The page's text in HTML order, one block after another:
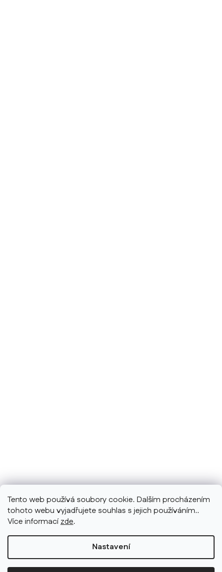
Tento web používá soubory cookie. Dalším procházením
tohoto webu vyjadřujete souhlas s jejich používáním..
Více informacízde.
Nastavení